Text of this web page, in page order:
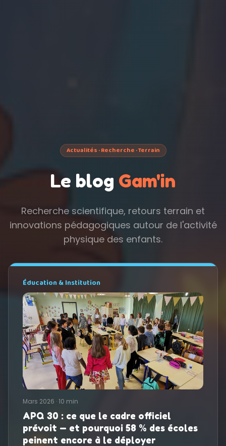
Actualités · Recherche · Terrain
Le blog Gam'in
Recherche scientifique, retours terrain et
innovations pédagogiques autour de l'activité
physique des enfants.
Éducation & Institution
Mars 2026 ·10 min
APQ 30 : ce que le cadre officiel
prévoit — et pourquoi 58 % des écoles
peinent encore à le déployer